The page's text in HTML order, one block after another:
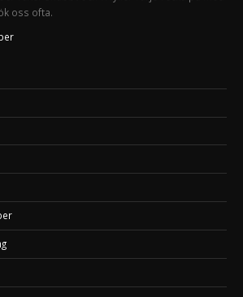
oss ofta.